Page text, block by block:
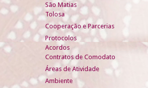
São Matias
Tolosa
Cooperação e Parcerias
Protocolos
Acordos
Contratos de Comodato
Áreas de Atividade
Ambiente